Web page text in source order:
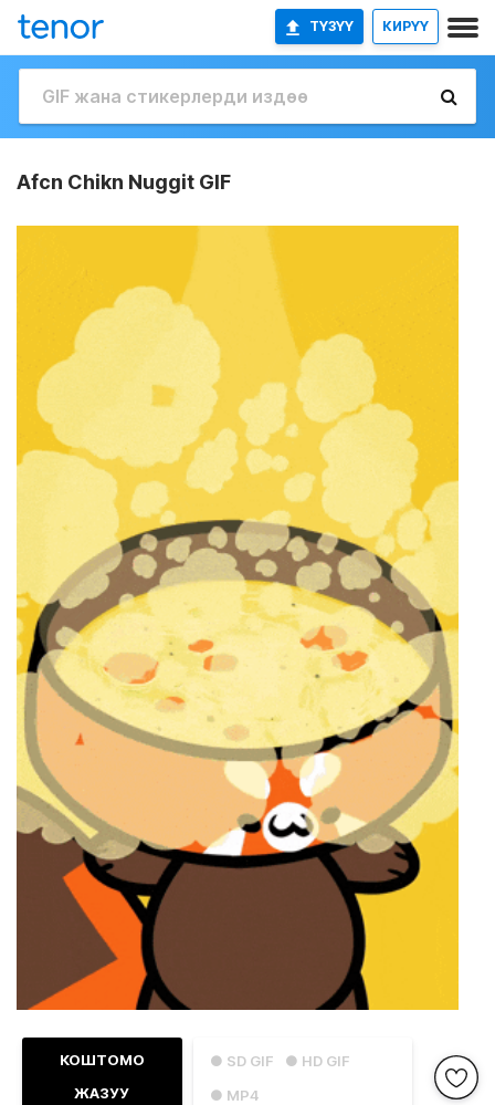
ТҮЗҮҮ КИРҮҮ
Afcn Chikn Nuggit GIF
● SD GIF
● HD GIF
● MP4
КОШТОМО
ЖАЗУУ